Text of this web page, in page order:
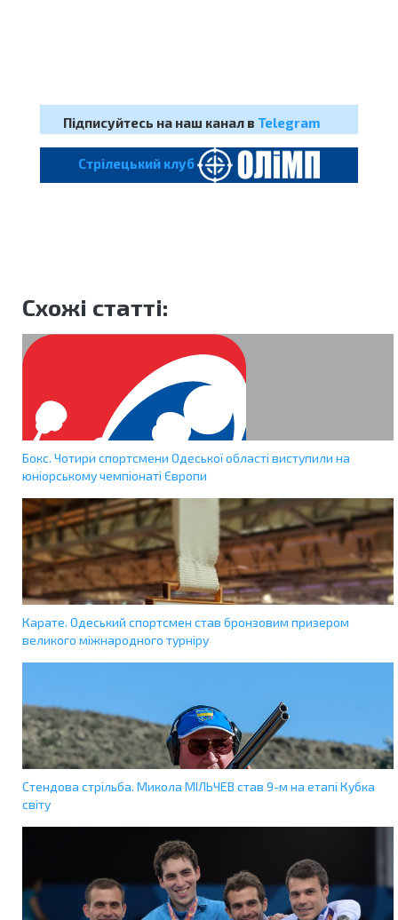
Підписуйтесь на наш канал в Telegram
Cтрілецький клуб
Схожі статті:
Бокс. Чотири спортсмени Одеської області виступили на
юніорському чемпіонаті Європи
Карате. Одеський спортсмен став бронзовим призером
великого міжнародного турніру
Стендова стрільба. Микола МІЛЬЧЕВ став 9-м на етапі Кубка
світу